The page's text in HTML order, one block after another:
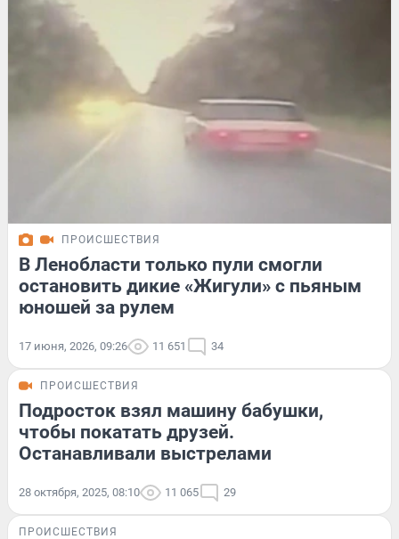
ПРОИСШЕСТВИЯ
В Ленобласти только пули смогли
остановить дикие «Жигули» с пьяным
юношей за рулем
17 июня, 2026, 09:26 11 651 34
ПРОИСШЕСТВИЯ
Подросток взял машину бабушки,
чтобы покатать друзей.
Останавливали выстрелами
28 октября, 2025, 08:10 11 065 29
ПРОИСШЕСТВИЯ